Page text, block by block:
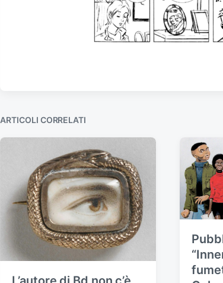
ARTICOLI CORRELATI